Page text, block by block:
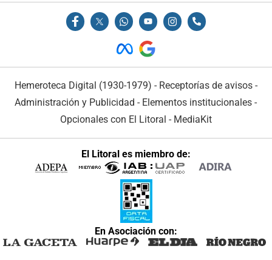
Hemeroteca Digital (1930-1979) - Receptorías de avisos -
Administración y Publicidad - Elementos institucionales -
Opcionales con El Litoral - MediaKit
El Litoral es miembro de:
En Asociación con: